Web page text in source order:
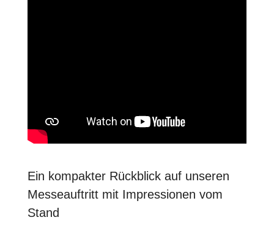
Ein kompakter Rückblick auf unseren
Messeauftritt mit Impressionen vom
Stand